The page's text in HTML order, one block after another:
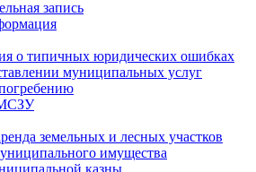
запись
о типичных юридических ошибках
муниципальных услуг
земельных и лесных участков
имущества
казны